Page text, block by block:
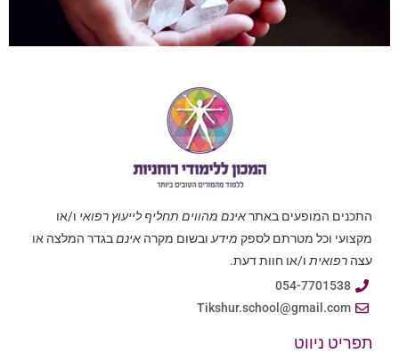
התכנים המופעים באתראינם מהווים תחליף לייעוץ רפואי ו/או
מקצועי וכל מטרתם לספק מידע ובשום מקרה אינםבגדר המלצה או
עצה רפואית ו/או חוות דעת.
054-7701538
Tikshur.school@gmail.com
תפריט ניווט